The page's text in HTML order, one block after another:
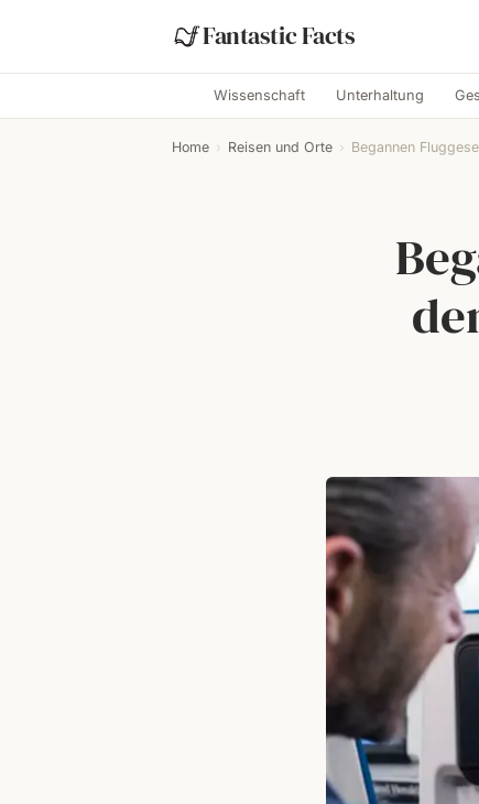
Fantastic Facts
Wissenschaft Unterhaltung
Home › Reisen und Orte › Begannen